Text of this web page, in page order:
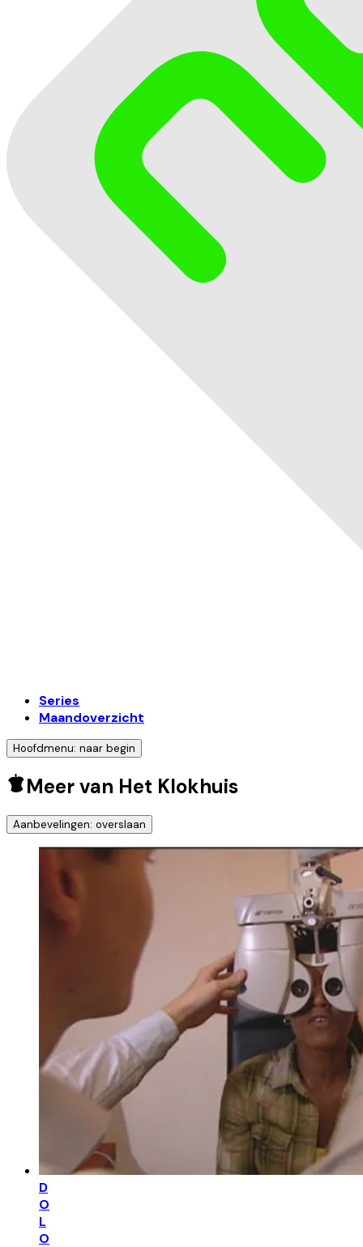
Series
Maandoverzicht
Hoofdmenu: naar begin
Meer van Het Klokhuis
Aanbevelingen: overslaan
D
O
L
O